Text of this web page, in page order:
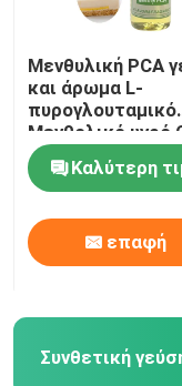
Μενθυλική PCA
και άρωμα L-
πυρογλουταμικό
Μενθολικό υγρό
64519-44-4
Καλύτερη
επαφή
Συνθετική